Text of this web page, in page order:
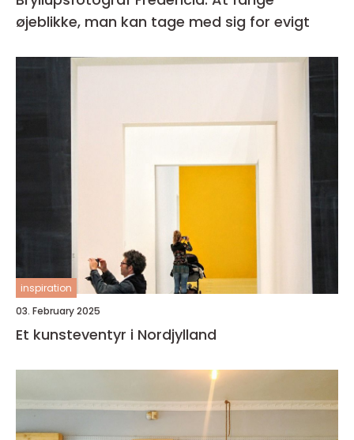
øjeblikke, man kan tage med sig for evigt
inspiration
03. February 2025
Et kunsteventyr i Nordjylland